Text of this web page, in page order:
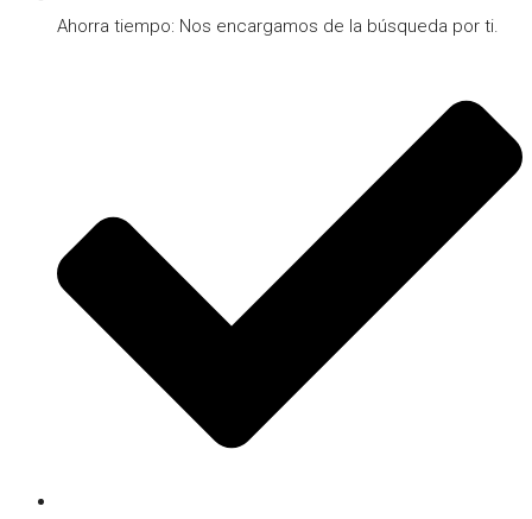
Ahorra tiempo: Nos encargamos de la búsqueda por ti.